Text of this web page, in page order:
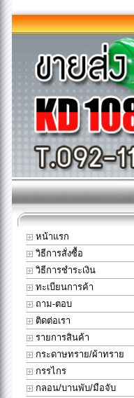
หน้าแรก
วิธีการสั่งซื้อ
วิธีการชำระเงิน
ทะเบียนการค้า
ถาม-ตอบ
ติดต่อเรา
รายการสินค้า
กระดาษทราย/ผ้าทราย
กรรไกร
กลอน/บานพับ/มือจับ